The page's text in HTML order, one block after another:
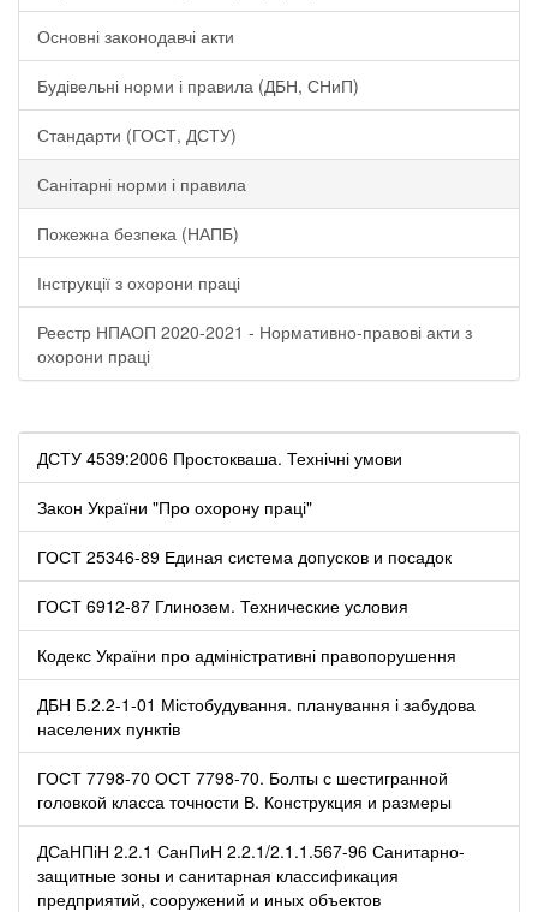
Основні законодавчі акти
Будівельні норми і правила (ДБН, СНиП)
Стандарти (ГОСТ, ДСТУ)
Санітарні норми і правила
Пожежна безпека (НАПБ)
Інструкції з охорони праці
Реестр НПАОП 2020-2021 - Нормативно-правові акти з
охорони праці
ДСТУ 4539:2006 Простокваша. Технічні умови
Закон України "Про охорону праці"
ГОСТ 25346-89 Единая система допусков и посадок
ГОСТ 6912-87 Глинозем. Технические условия
Кодекс України про адміністративні правопорушення
ДБН Б.2.2-1-01 Містобудування. планування і забудова
населених пунктів
ГОСТ 7798-70 ОСТ 7798-70. Болты с шестигранной
головкой класса точности В. Конструкция и размеры
ДСаНПіН 2.2.1 СанПиН 2.2.1/2.1.1.567-96 Санитарно-
защитные зоны и санитарная классификация
предприятий, сооружений и иных объектов